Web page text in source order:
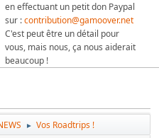
en effectuant un petit don Paypal
sur :contribution@gamoover.net
C'est peut être un détail pour
vous, mais nous, ça nous aiderait
beaucoup !
► Vos Roadtrips !